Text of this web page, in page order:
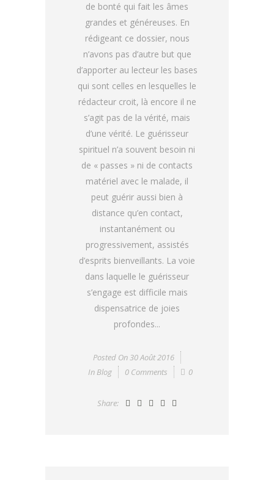
de bonté qui fait les âmes
grandes et généreuses. En
rédigeant ce dossier, nous
n’avons pas d’autre but que
d’apporter au lecteur les bases
qui sont celles en lesquelles le
rédacteur croit, là encore il ne
s’agit pas de la vérité, mais
d’une vérité. Le guérisseur
spirituel n’a souvent besoin ni
de « passes » ni de contacts
matériel avec le malade, il
peut guérir aussi bien à
distance qu’en contact,
instantanément ou
progressivement, assistés
d’esprits bienveillants. La voie
dans laquelle le guérisseur
s’engage est difficile mais
dispensatrice de joies
profondes...
Posted On30 Août 2016
InBlog 0 Comments 0
Share: